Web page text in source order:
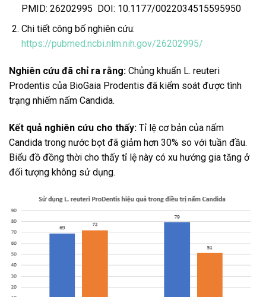
PMID: 26202995 DOI: 10.1177/0022034515595950
Chi tiết công bố nghiên cứu:
https://pubmed.ncbi.nlm.nih.gov/26202995/
Nghiên cứu đã chỉ ra rằng: Chủng khuẩn L. reuteri
Prodentis của BioGaia Prodentis đã kiểm soát được tình
trạng nhiếm nấm Candida.
Kết quả nghiên cứu cho thấy: Tỉ lệ cơ bản của nấm
Candida trong nước bọt đã giảm hơn 30% so với tuần đầu.
Biểu đồ đồng thời cho thấy tỉ lệ này có xu hướng gia tăng ở
đối tượng không sử dụng.